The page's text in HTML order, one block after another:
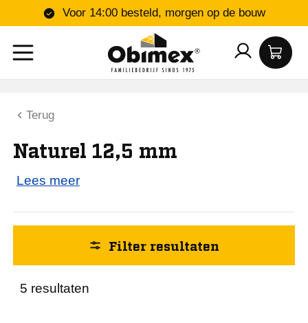
Voor 14:00 besteld, morgen op de bouw
Terug
Naturel 12,5 mm
Lees meer
Filter resultaten
Kleur
Hoogte (mm)
Lengte (mm)
2600
5 resultaten